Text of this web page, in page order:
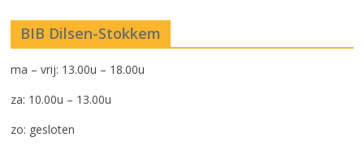
BIB Dilsen-Stokkem
ma – vrij: 13.00u – 18.00u
za: 10.00u – 13.00u
zo: gesloten